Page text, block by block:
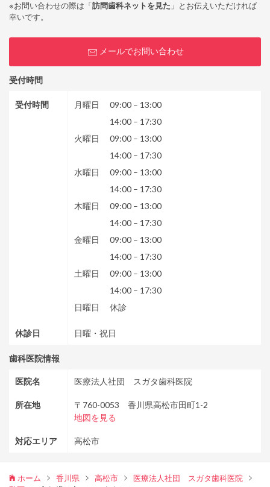
※お問い合わせの際は「訪問歯科ネットを見た 」とお伝えいただければ
幸いです。
メールでお問い合わせ
受付時間
受付時間 月曜日 09:00 – 13:00
14:00 – 17:30
火曜日
09:00 – 13:00
14:00 – 17:30
水曜日
09:00 – 13:00
14:00 – 17:30
木曜日
09:00 – 13:00
14:00 – 17:30
金曜日
09:00 – 13:00
14:00 – 17:30
土曜日
09:00 – 13:00
14:00 – 17:30
日曜日
休診
休診日 日曜・祝日
歯科医院情報
医院名 医療法人社団 スガタ歯科医院
所在地
〒760-0053 香川県高松市田町1-2
地図を見る
対応エリア 高松市
ホーム 香川県 高松市
医療法人社団 スガタ歯科医院